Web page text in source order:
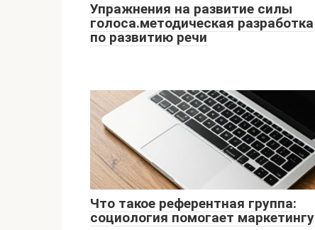
Упражнения на развитие силы
голоса.методическая разработка
по развитию речи
Что такое референтная группа:
социология помогает маркетингу